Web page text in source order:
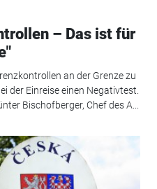
– Das ist für
an der Grenze zu
der Einreise einen Negativtest.
Bischofberger, Chef des A...